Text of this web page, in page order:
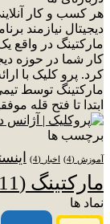
هر کسب و کار
دیجیتال نیازمند
مارکتینگ در
کار شما در حوزه
کرد. پرو کلیک با
مارکتینگ توسط
ابتدا تا فتح قله
برچسب ها
آموزش (4) اخبار (4)
مارکتینگ (11)
نماد ها